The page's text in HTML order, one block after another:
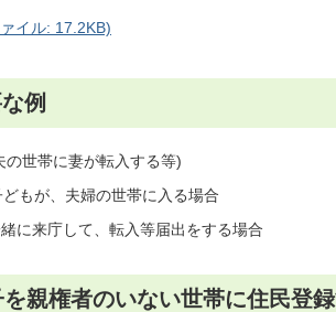
イル: 17.2KB)
例
の世帯に妻が転入する等)
もが、夫婦の世帯に入る場合
に来庁して、転入等届出をする場合
親権者のいない世帯に住民登